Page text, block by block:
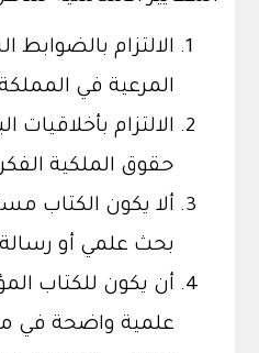
الالتزام بالضوابط
المرعية في
الالتزام بأخلاقيات
حقوق الملكية
ألا يكون الكتاب
بحث علمي أو
أن يكون للكتاب
علمية واضحة في